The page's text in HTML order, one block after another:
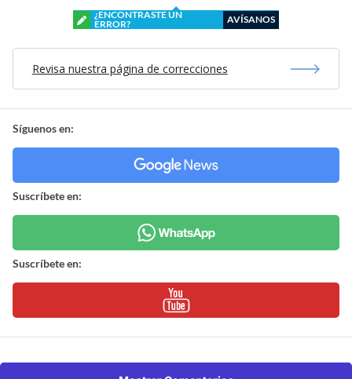
¿ENCONTRASTE UN
ERROR?
AVÍSANOS
Revisa nuestra página de correcciones
Síguenos en:
Suscríbete en:
Suscríbete en: